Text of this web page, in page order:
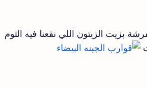
بزيت الزيتون اللي نقعنا فيه الثوم